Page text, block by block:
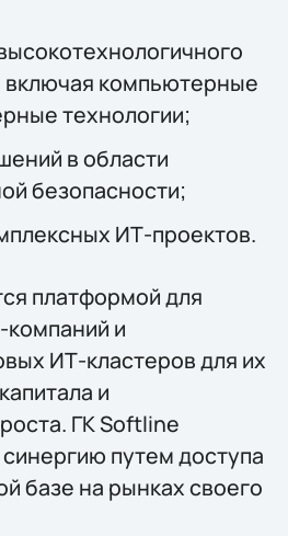
включая компьютерные
технологии;
в области
безопасности;
ИТ-проектов.
платформой для
и
ИТ-кластеров для их
и
ГК Softline
путем доступа
базе на рынках своего